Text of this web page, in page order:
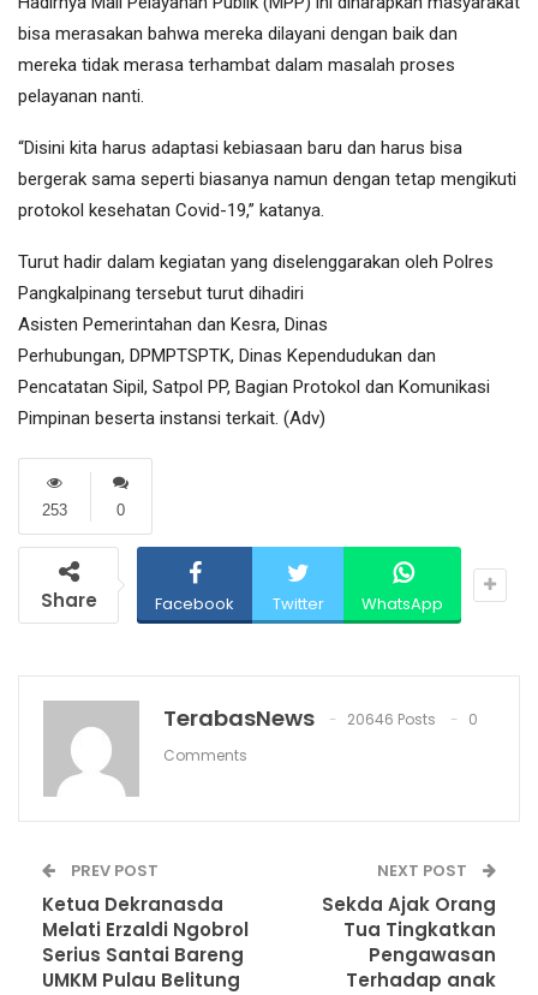
bisa merasakan bahwa mereka dilayani dengan baik dan
mereka tidak merasa terhambat dalam masalah proses
pelayanan nanti.
“Disini kita harus adaptasi kebiasaan baru dan harus bisa
bergerak sama seperti biasanya namun dengan tetap mengikuti
protokol kesehatan Covid-19,” katanya.
Turut hadir dalam kegiatan yang diselenggarakan oleh Polres
Pangkalpinang tersebut turut dihadiri
Asisten Pemerintahan dan Kesra, Dinas
Perhubungan, DPMPTSPTK, Dinas Kependudukan dan
Pencatatan Sipil, Satpol PP, Bagian Protokol dan Komunikasi
Pimpinan beserta instansi terkait. (Adv)
0
253
Share Facebook Twitter WhatsApp
TerabasNews 20646 Posts
0
Comments
PREV POST
Ketua Dekranasda
Melati Erzaldi Ngobrol
Serius Santai Bareng
UMKM Pulau Belitung
NEXT POST
Sekda Ajak Orang
Tua Tingkatkan
Pengawasan
Terhadap anak